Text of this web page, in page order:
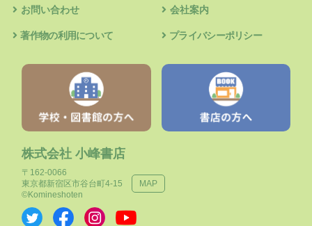
株式会社 小峰書店
〒162-0066
東京都新宿区市谷台町4-15
MAP
©Komineshoten
お問い合わせ 会社案内
著作物の利用について プライバシーポリシー